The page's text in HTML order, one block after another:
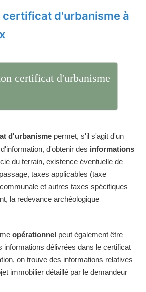
certificat d'urbanisme à
certificat d'urbanisme
d'urbanisme permet, s'il s'agit d'un
d'obtenir des informations
du terrain, existence éventuelle de
taxes applicables (taxe
et autres taxes spécifiques
la redevance archéologique
opérationnel peut également être
informations délivrées dans le certificat
on trouve des informations relatives
immobilier détaillé par le demandeur